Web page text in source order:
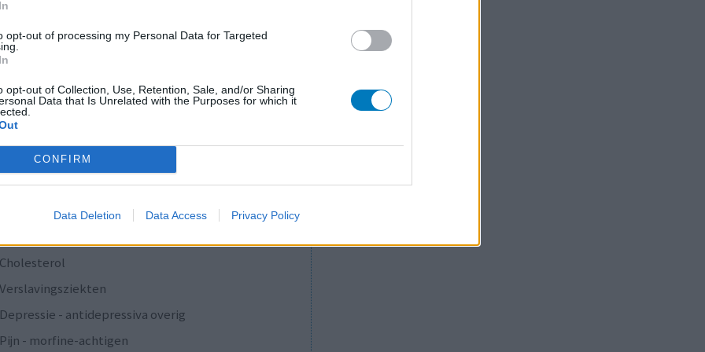
opt-out of processing my Personal Data for Targeted
opt-out of Collection, Use, Retention, Sale, and/or Sharing
Data that Is Unrelated with the Purposes for which it
CONFIRM
Data Deletion Data Access Privacy Policy
0 reacties
1
Anticonceptie - overig
Depressie - antidepressiva SSRI
Depressie - antidepressiva SSRI
Cholesterol
Verslavingsziekten
Depressie - antidepressiva overig
Pijn - morfine-achtigen